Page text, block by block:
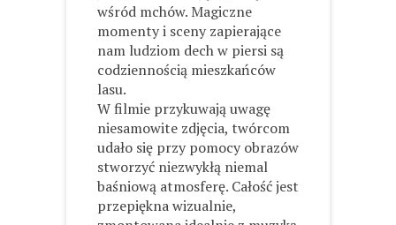
wśród mchów. Magiczne
momenty i sceny zapierające
nam ludziom dech w piersi są
codziennością mieszkańców
lasu.
W filmie przykuwają uwagę
niesamowite zdjęcia, twórcom
udało się przy pomocy obrazów
stworzyć niezwykłą niemal
baśniową atmosferę. Całość jest
przepiękna wizualnie,